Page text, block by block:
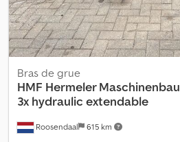
Roosendaal 615 km
Bras de grue
HMF Hermeler Maschinenbau
3x hydraulic extendable